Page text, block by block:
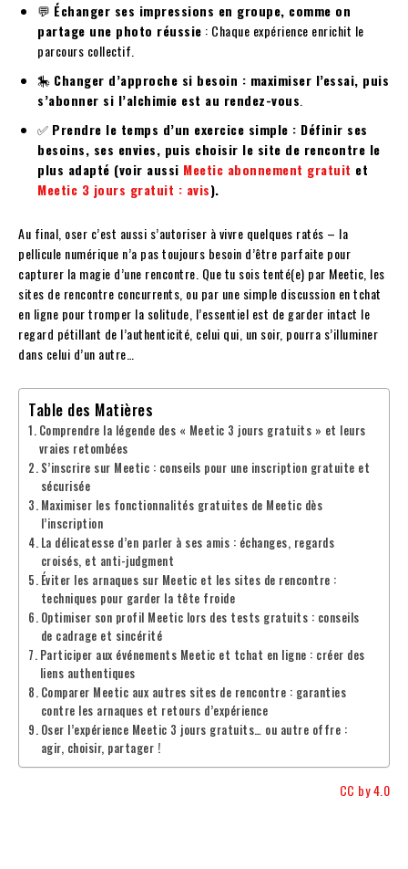
💬 Échanger ses impressions en groupe, comme on
partage une photo réussie : Chaque expérience enrichit le
parcours collectif.
🎠 Changer d’approche si besoin : maximiser l’essai, puis
s’abonner si l’alchimie est au rendez-vous
✅ Prendre le temps d’un exercice simple : Définir ses
besoins, ses envies, puis choisir le site de rencontre le
plus adapté (voir aussi Meetic abonnement gratuit et
Meetic 3 jours gratuit : avis).
Au final, oser c’est aussi s’autoriser à vivre quelques ratés – la
pellicule numérique n’a pas toujours besoin d’être parfaite pour
capturer la magie d’une rencontre. Que tu sois tenté(e) par Meetic, les
sites de rencontre concurrents, ou par une simple discussion en tchat
en ligne pour tromper la solitude, l’essentiel est de garder intact le
regard pétillant de l’authenticité, celui qui, un soir, pourra s’illuminer
dans celui d’un autre…
Table des Matières
Comprendre la légende des « Meetic 3 jours gratuits » et leurs
vraies retombées
S’inscrire sur Meetic : conseils pour une inscription gratuite et
sécurisée
Maximiser les fonctionnalités gratuites de Meetic dès
l’inscription
La délicatesse d’en parler à ses amis : échanges, regards
croisés, et anti-judgment
Éviter les arnaques sur Meetic et les sites de rencontre :
techniques pour garder la tête froide
Optimiser son profil Meetic lors des tests gratuits : conseils
de cadrage et sincérité
Participer aux événements Meetic et tchat en ligne : créer des
liens authentiques
Comparer Meetic aux autres sites de rencontre : garanties
contre les arnaques et retours d’expérience
Oser l’expérience Meetic 3 jours gratuits… ou autre offre :
agir, choisir, partager !
CC by 4.0